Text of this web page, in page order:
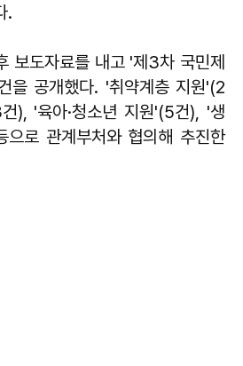
.
보도자료를 내고 '제3차 국민제
을 공개했다. '취약계층 지원'(2
), '육아·청소년 지원'(5건), '생
로 관계부처와 협의해 추진한